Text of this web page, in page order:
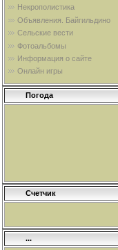
Некрополистика
Объявления. Байгильдино
Сельские вести
Фотоальбомы
Информация о сайте
Онлайн игры
Погода
Счетчик
...